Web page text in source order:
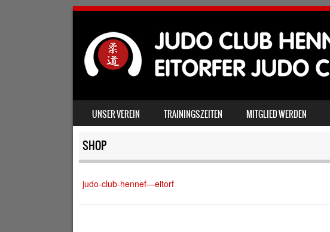
MENU
SKIP TO CONTENT
UNSER VEREIN TRAININGSZEITEN MITGLIED WERDEN
SHOP
judo-club-hennef—eitorf